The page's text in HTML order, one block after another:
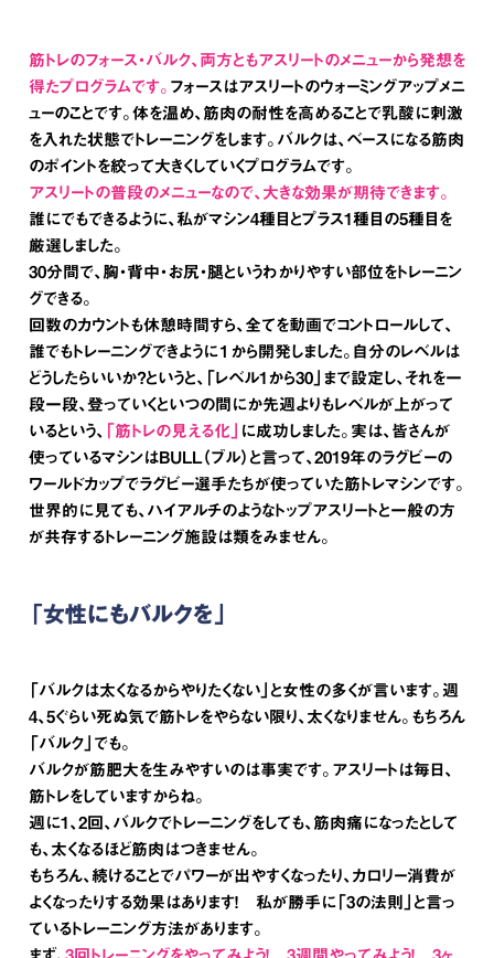
筋トレのフォース・バルク、両方ともアスリートのメニューから発想を
得たプログラムです。 フォースはアスリートのウォーミングアップメニ
ューのことです。体を温め、筋肉の耐性を高めることで乳酸に刺激
を入れた状態でトレーニングをします。バルクは、ベースになる筋肉
のポイントを絞って大きくしていくプログラムです。
アスリートの普段のメニューなので、大きな効果が期待できます。
誰にでもできるように、私がマシン4種目とプラス1種目の5種目を
厳選しました。
30分間で、胸・背中・お尻・腿というわかりやすい部位をトレーニン
グできる。
回数のカウントも休憩時間すら、全てを動画でコントロールして、
誰でもトレーニングできように１から開発しました。自分のレベルは
どうしたらいいか？というと、「レベル1から30」まで設定し、それを一
段一段、登っていくといつの間にか先週よりもレベルが上がって
いるという、
「筋トレの見える化」
に成功しました。実は、皆さんが
使っているマシンはBULL（ブル）と言って、2019年のラグビーの
ワールドカップでラグビー選手たちが使っていた筋トレマシンです。
世界的に見ても、ハイアルチのようなトップアスリートと一般の方
が共存するトレーニング施設は類をみません。
「女性にもバルクを」
「バルクは太くなるからやりたくない」と女性の多くが言います。週
4、5ぐらい死ぬ気で筋トレをやらない限り、太くなりません。もちろん
「バルク」でも。
バルクが筋肥大を生みやすいのは事実です。アスリートは毎日、
筋トレをしていますからね。
週に1、2回、バルクでトレーニングをしても、筋肉痛になったとして
も、太くなるほど筋肉はつきません。
もちろん、続けることでパワーが出やすくなったり、カロリー消費が
よくなったりする効果はあります！ 私が勝手に「3の法則」と言っ
ているトレーニング方法があります。